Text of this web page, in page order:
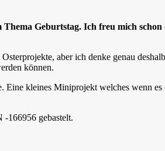
Thema Geburtstag. Ich freu mich
aber ich denke genau
können.
kleines Miniprojekt welches wenn
gebastelt.